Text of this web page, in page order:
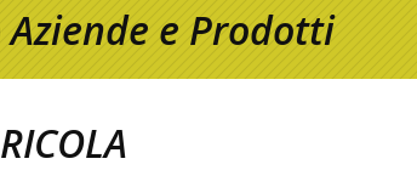
e Prodotti